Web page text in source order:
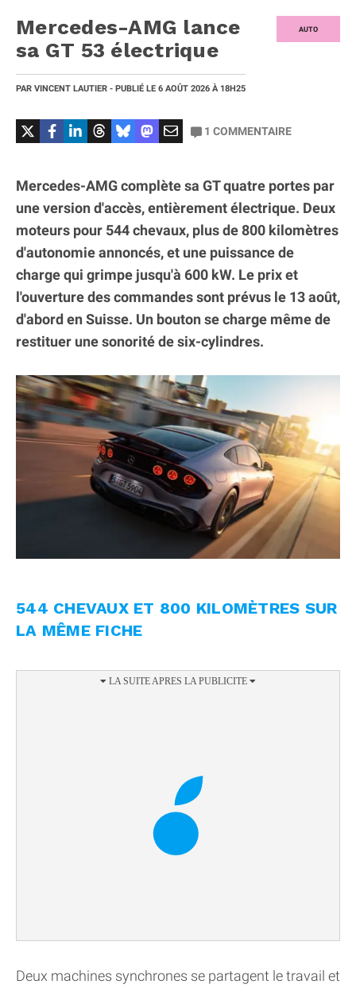
AUTO
Mercedes-AMG lance
sa GT 53 électrique
PAR VINCENT LAUTIER - PUBLIÉ LE 6 AOÛT 2026 À 18H25
1 COMMENTAIRE
Mercedes-AMG complète sa GT quatre portes par
une version d'accès, entièrement électrique. Deux
moteurs pour 544 chevaux, plus de 800 kilomètres
d'autonomie annoncés, et une puissance de
charge qui grimpe jusqu'à 600 kW. Le prix et
l'ouverture des commandes sont prévus le 13 août,
d'abord en Suisse. Un bouton se charge même de
restituer une sonorité de six-cylindres.
544 CHEVAUX ET 800 KILOMÈTRES SUR
LA MÊME FICHE
Deux machines synchrones se partagent le travail et